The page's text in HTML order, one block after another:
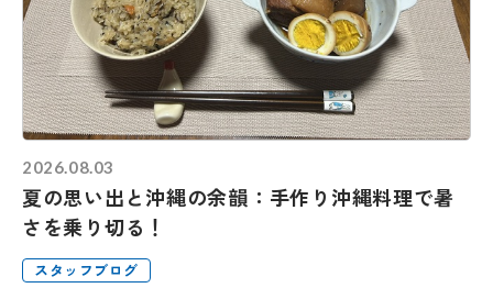
2026.08.03
夏の思い出と沖縄の余韻：手作り沖縄料理で暑
さを乗り切る！
スタッフブログ